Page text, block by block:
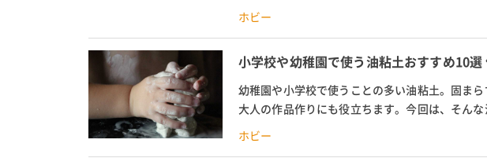
わる人も多く、日清アソシエイツから販売されて
ホビー
小学校や幼稚園で使う油粘土おすすめ10
幼稚園や小学校で使うことの多い油粘土。固ま
大人の作品作りにも役立ちます。今回は、そん
う油粘土は何グラム必要かや、粘土を使った作品
ホビー